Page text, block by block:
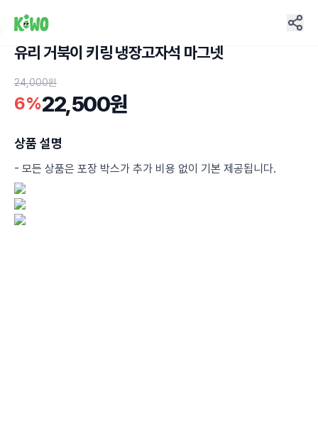
유리 거북이 키링 냉장고자석 마그넷
24,000원
6%22,500원
상품 설명
- 모든 상품은 포장 박스가 추가 비용 없이 기본 제공됩니다.